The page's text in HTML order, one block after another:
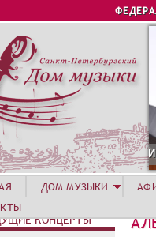
ДОМ МУЗЫКИ
КОНЦЕРТЫ